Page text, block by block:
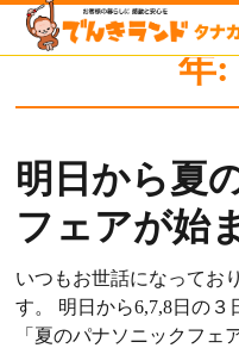
年:
明日から夏
フェアが始
いつもお世話になってお
す。 明日から6,7,8日の
「夏のパナソニックフェ